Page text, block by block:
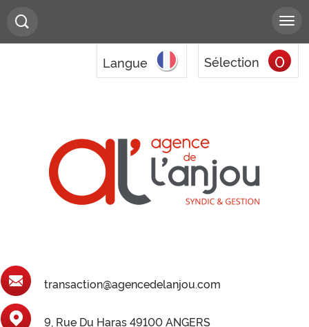
Langue Sélection 0
transaction@agencedelanjou.com
9, Rue Du Haras 49100 ANGERS